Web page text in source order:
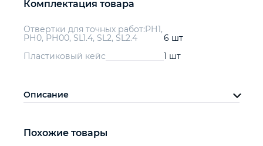
Комплектация товара
Отвертки для точных работ:РН1,
РН0, РН00, SL1.4, SL2, SL2.4
6 шт
Пластиковый кейс
1 шт
Описание
Похожие товары